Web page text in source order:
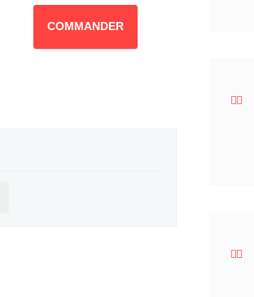
COMMANDER